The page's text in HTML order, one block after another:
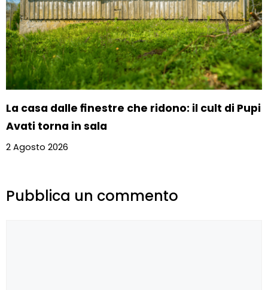
La casa dalle finestre che ridono: il cult di Pupi
Avati torna in sala
2 Agosto 2026
Pubblica un commento